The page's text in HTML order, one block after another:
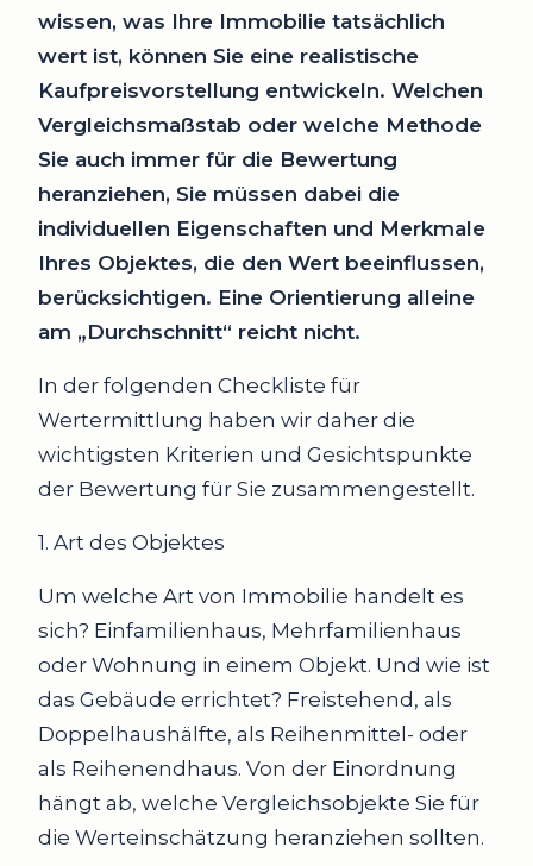
wissen, was Ihre Immobilie tatsächlich
wert ist, können Sie eine realistische
Kaufpreisvorstellung entwickeln. Welchen
Vergleichsmaßstab oder welche Methode
Sie auch immer für die Bewertung
heranziehen, Sie müssen dabei die
individuellen Eigenschaften und Merkmale
Ihres Objektes, die den Wert beeinflussen,
berücksichtigen. Eine Orientierung alleine
am „Durchschnitt“ reicht nicht.
In der folgenden Checkliste für
Wertermittlung haben wir daher die
wichtigsten Kriterien und Gesichtspunkte
der Bewertung für Sie zusammengestellt.
1. Art des Objektes
Um welche Art von Immobilie handelt es
sich? Einfamilienhaus, Mehrfamilienhaus
oder Wohnung in einem Objekt. Und wie ist
das Gebäude errichtet? Freistehend, als
Doppelhaushälfte, als Reihenmittel- oder
als Reihenendhaus. Von der Einordnung
hängt ab, welche Vergleichsobjekte Sie für
die Werteinschätzung heranziehen sollten.